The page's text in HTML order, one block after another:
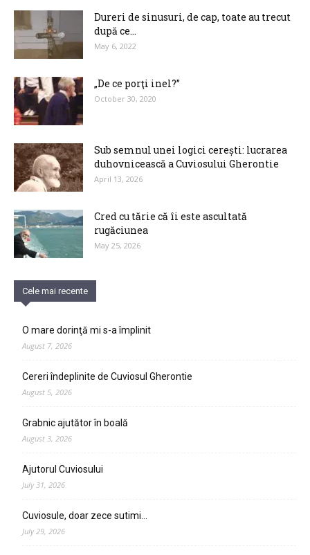
Dureri de sinusuri, de cap, toate au trecut
după ce...
May 6, 2022
„De ce porţi inel?”
October 30, 2020
Sub semnul unei logici cerești: lucrarea
duhovnicească a Cuviosului Gherontie
April 13, 2026
Cred cu tărie că îi este ascultată
rugăciunea
May 25, 2026
Cele mai recente
O mare dorinţă mi s-a împlinit
August 7, 2026
Cereri îndeplinite de Cuviosul Gherontie
August 5, 2026
Grabnic ajutător în boală
August 3, 2026
Ajutorul Cuviosului
July 31, 2026
Cuviosule, doar zece sutimi…
July 29, 2026